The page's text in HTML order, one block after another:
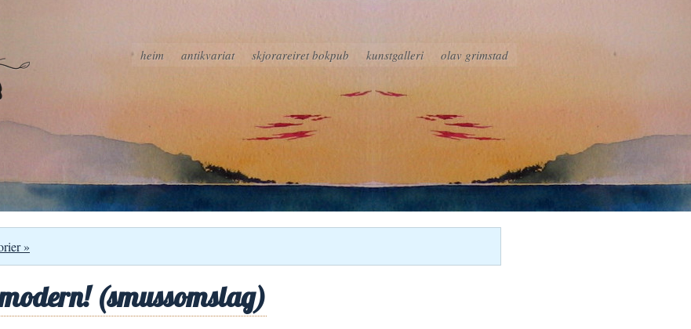
heim antikvariat skjorareiret bokpub kunstgalleri olav grimstad
»
(smussomslag)